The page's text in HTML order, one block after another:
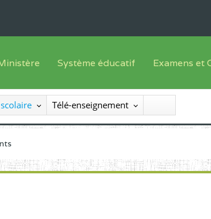
Ministre
SEESEN
Générale des Enseignements
Système éducatif
Offre de formation
Progammes d'études
Examens et
Inscriptions
Liste des
Diplômes
Télé-enseignement